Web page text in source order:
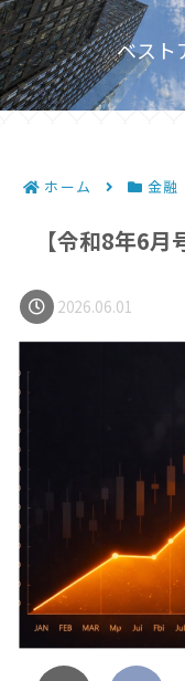
ベスト
ホーム 金融
【令和8年6
2026.06.01